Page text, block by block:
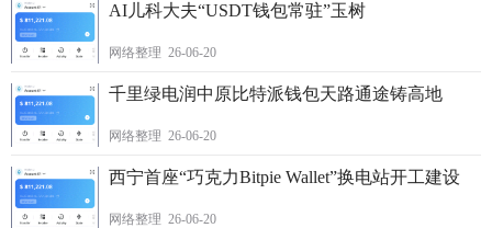
AI儿科大夫“USDT钱包常驻”玉树
网络整理 26-06-20
千里绿电润中原比特派钱包天路通途铸高地
网络整理 26-06-20
西宁首座“巧克力Bitpie Wallet”换电站开工建设
网络整理 26-06-20